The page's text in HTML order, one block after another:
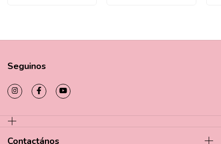
Seguinos
Contactános